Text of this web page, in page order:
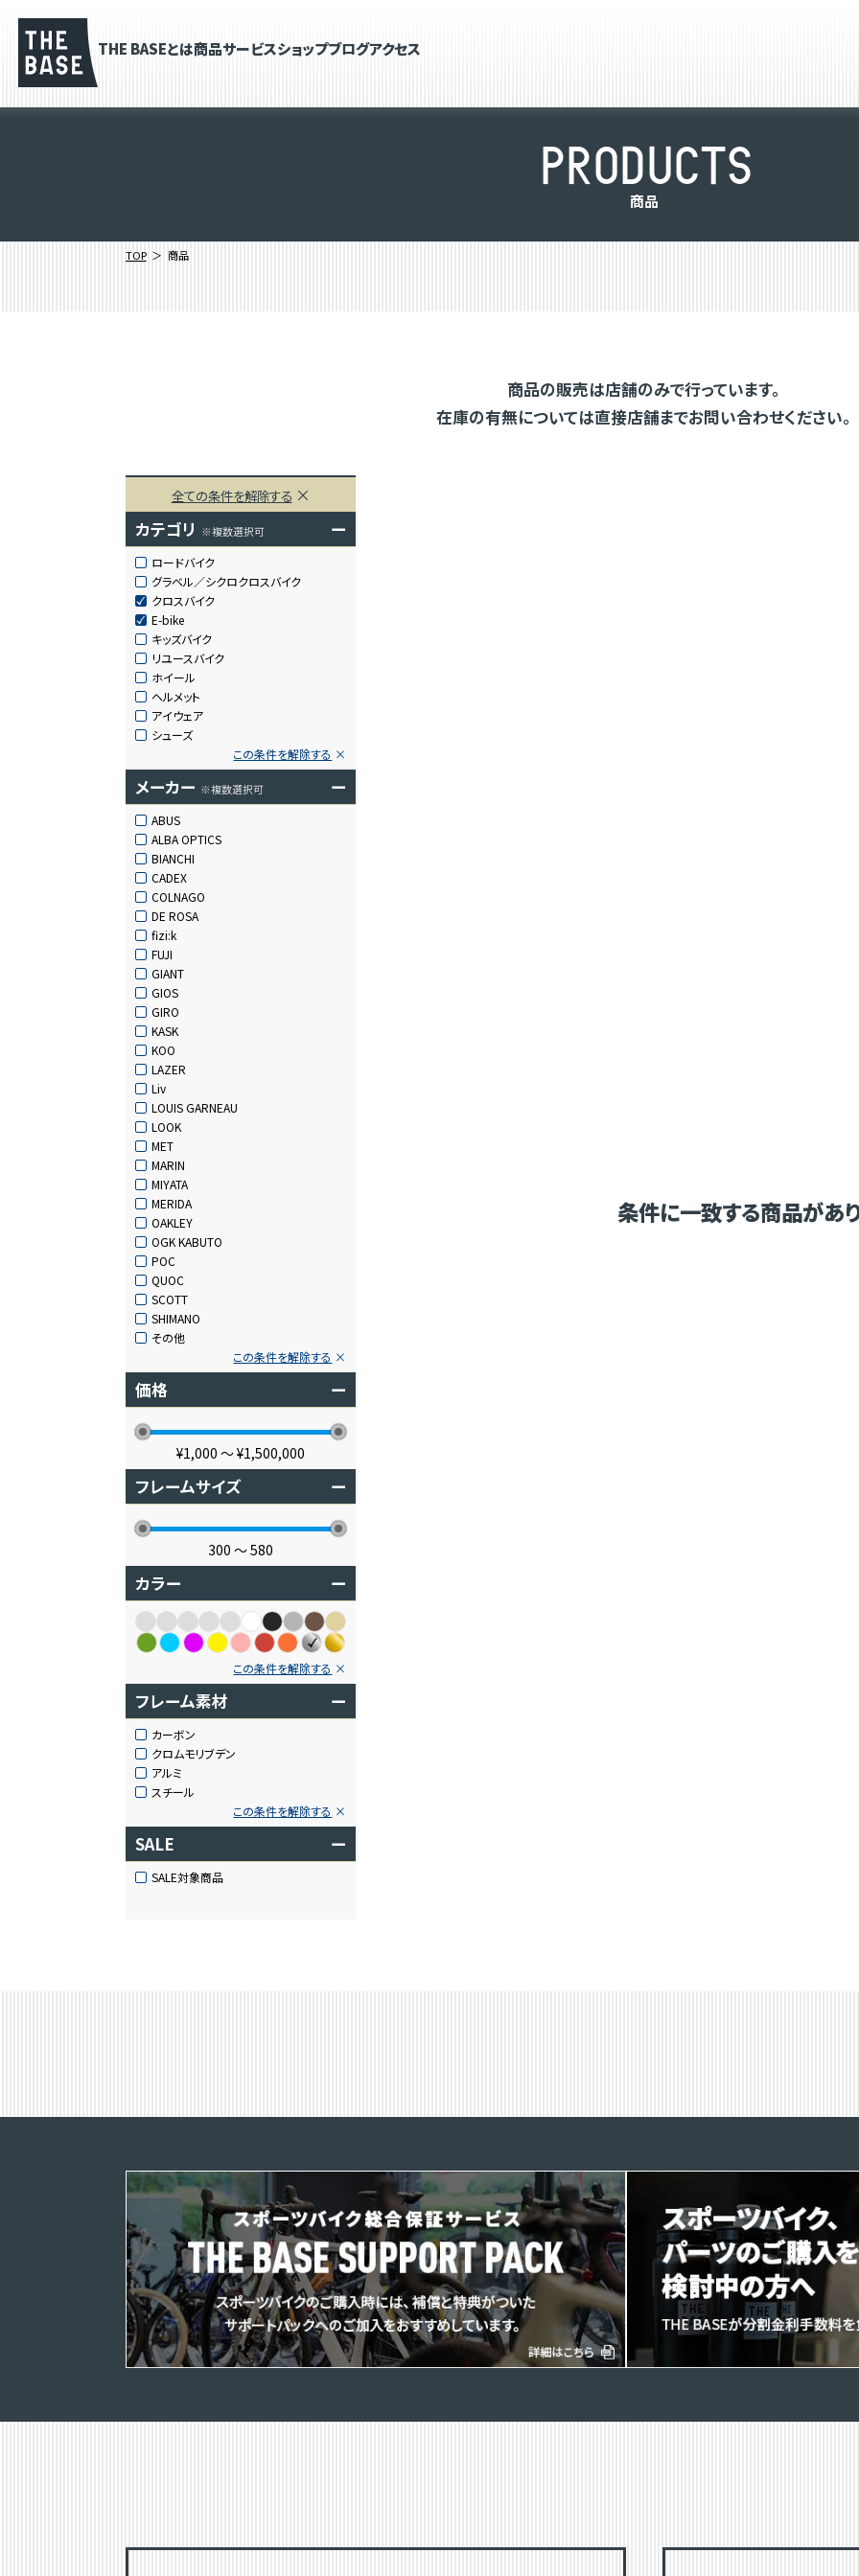
THE BASEとは商品サービスショップブログアクセス
PRODUCTS
商品
TOP 商品
商品の販売は店舗のみで行っています。
在庫の有無については直接店舗までお問い合わせください。
全ての条件を解除する
カテゴリ ※複数選択可 ー
ロードバイク
グラベル／シクロクロスバイク
クロスバイク
E-bike
キッズバイク
リユースバイク
ホイール
ヘルメット
アイウェア
シューズ
この条件を解除する
メーカー ※複数選択可 ー
ABUS
ALBA OPTICS
BIANCHI
CADEX
COLNAGO
DE ROSA
fizi:k
FUJI
GIANT
GIOS
GIRO
KASK
KOO
LAZER
Liv
LOUIS GARNEAU
LOOK
MET
MARIN
MIYATA
MERIDA
OAKLEY
OGK KABUTO
POC
QUOC
SCOTT
SHIMANO
その他
この条件を解除する
価格 ー
¥1,000 〜¥1,500,000
フレームサイズ ー
300 〜580
カラー ー
この条件を解除する
フレーム素材 ー
カーボン
クロムモリブデン
アルミ
スチール
この条件を解除する
SALE ー
SALE対象商品
条件に一致する商品があ